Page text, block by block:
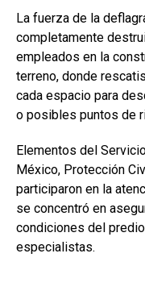
La fuerza de la
completamente
empleados en la
terreno, donde
cada espacio para
o posibles puntos de
Elementos del
México, Protección
participaron en la
se concentró en
condiciones del
especialistas.